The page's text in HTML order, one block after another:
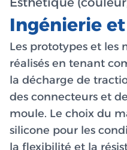
Ingénierie
Les prototypes et les
réalisés en tenant
la décharge de
des connecteurs et
moule. Le choix du
silicone pour les
la flexibilité et la